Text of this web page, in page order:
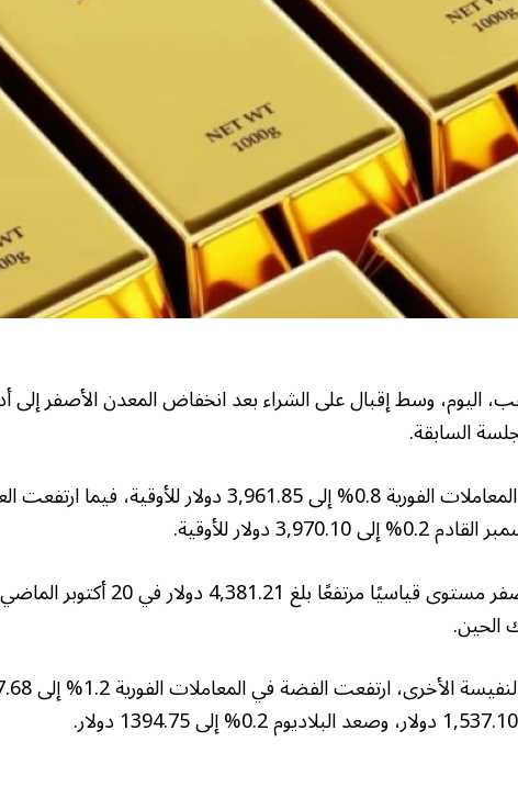
اليوم، وسط إقبال على الشراء بعد انخفاض المعدن الأصفر
السابقة.
وصعد الذهب في المعاملات الفورية 0.8% إلى 3,961.85 دولار
دولار للأوقية.
وسجَّل المعدن الأصفر مستوى قياسيًا